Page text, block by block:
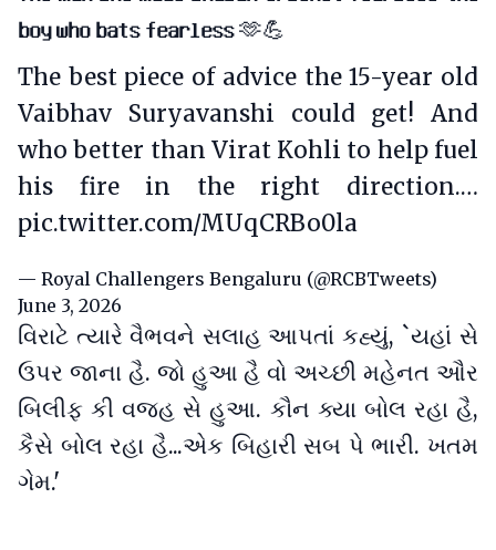
𝗯𝗼𝘆 𝘄𝗵𝗼 𝗯𝗮𝘁𝘀 𝗳𝗲𝗮𝗿𝗹𝗲𝘀𝘀 🫶💪
The best piece of advice the 15-year old
Vaibhav Suryavanshi could get! And
who better than Virat Kohli to help fuel
his fire in the right direction.…
pic.twitter.com/MUqCRBo0la
— Royal Challengers Bengaluru (@RCBTweets)
June 3, 2026
વિરાટે ત્યારે વૈભવને સલાહ આપતાં કહ્યું, `યહાં સે
ઉપર જાના હૈ. જો હુઆ હૈ વો અચ્છી મહેનત ઔર
બિલીફ કી વજહ સે હુઆ. કૌન ક્યા બોલ રહા હૈ,
કૈસે બોલ રહા હૈ...એક બિહારી સબ પે ભારી. ખતમ
ગેમ.'